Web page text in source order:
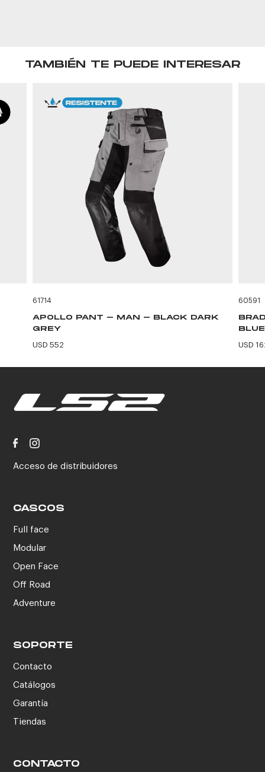
TAMBIÉN TE PUEDE INTERESAR
61714
APOLLO PANT - MAN - BLACK DARK
GREY
USD 552
60591
BLUE
USD
Acceso de distribuidores
CASCOS
Full face
Modular
Open Face
Off Road
Adventure
SOPORTE
Contacto
Catálogos
Garantía
Tiendas
CONTACTO